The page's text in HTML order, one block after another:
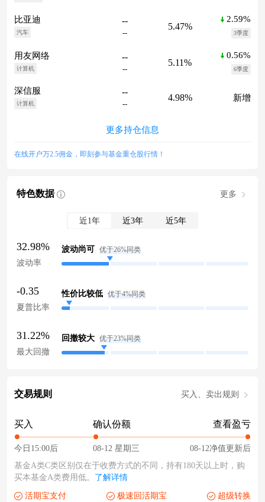
比亚迪
汽车
--
--
5.47%
2.59%
3季度
用友网络
计算机
--
--
5.11%
0.56%
6季度
深信服
计算机
--
--
4.98% 新增
更多持仓信息
在线开户万2.5佣金，即刻参与基金重仓股行情！
特色数据 更多
近1年 近3年 近5年
32.98%
波动率
波动尚可 优于26%同类
-0.35
夏普比率
性价比较低 优于4%同类
31.22%
最大回撤
回撤较大 优于23%同类
交易规则 买入、卖出规则
买入
今日15:00后
确认份额
08-12 星期三
查看盈亏
08-12净值更新后
基金A类C类区别仅在于收费方式的不同，持有180天以上时，购
买本基金A类费用低。 了解详情
活期宝支付 极速回活期宝 超级转换